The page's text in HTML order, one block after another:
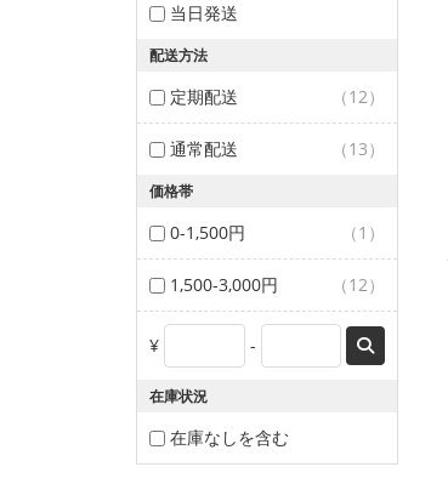
当日発送
配送方法
定期配送 （12）
通常配送 （13）
価格帯
0-1,500円 （1）
1,500-3,000円 （12）
¥ -
在庫状況
在庫なしを含む